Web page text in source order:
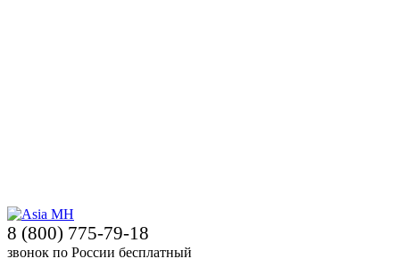
8 (800) 775-79-18
звонок по России бесплатный